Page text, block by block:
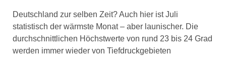
Deutschland zur selben Zeit? Auch hier ist Juli
statistisch der wärmste Monat – aber launischer. Die
durchschnittlichen Höchstwerte von rund 23 bis 24 Grad
werden immer wieder von Tiefdruckgebieten